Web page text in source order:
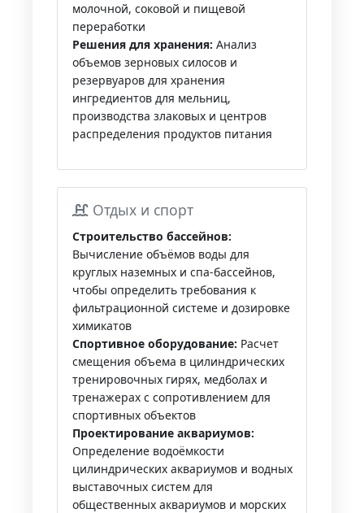
молочной, соковой и пищевой
переработки
Решения для хранения: Анализ
объемов зерновых силосов и
резервуаров для хранения
ингредиентов для мельниц,
производства злаковых и центров
распределения продуктов питания
Отдых и спорт
Строительство бассейнов:
Вычисление объёмов воды для
круглых наземных и спа-бассейнов,
чтобы определить требования к
фильтрационной системе и дозировке
химикатов
Спортивное оборудование: Расчет
смещения объема в цилиндрических
тренировочных гирях, медболах и
тренажерах с сопротивлением для
спортивных объектов
Проектирование аквариумов:
Определение водоёмкости
цилиндрических аквариумов и водных
выставочных систем для
общественных аквариумов и морских